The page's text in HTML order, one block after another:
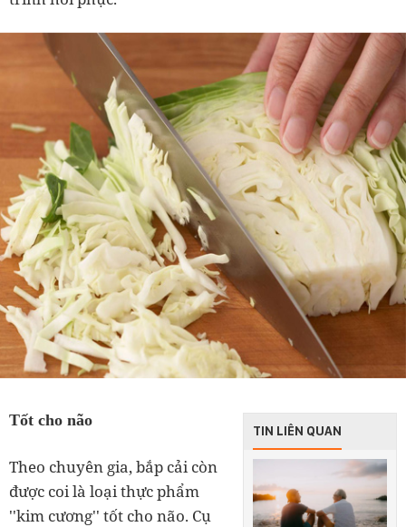
TIN LIÊN QUAN
Tốt cho não
Theo chuyên gia, bắp cải còn
được coi là loại thực phẩm
''kim cương'' tốt cho não. Cụ